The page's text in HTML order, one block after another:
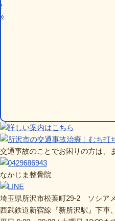
›
»
交通事故のことでお困りの方は、
なかじま整骨院
埼玉県所沢市松葉町29-2 ソシア
西武鉄道新宿線『新所沢駅』下車